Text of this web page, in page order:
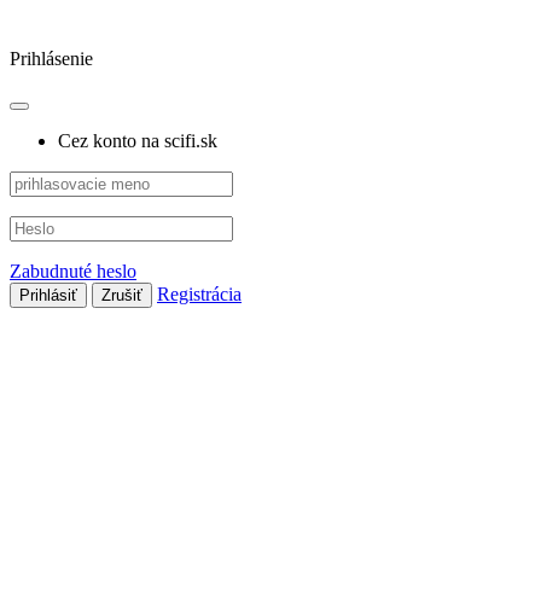
Prihlásenie
Cez konto na scifi.sk
Zabudnuté heslo
Prihlásiť Zrušiť Registrácia